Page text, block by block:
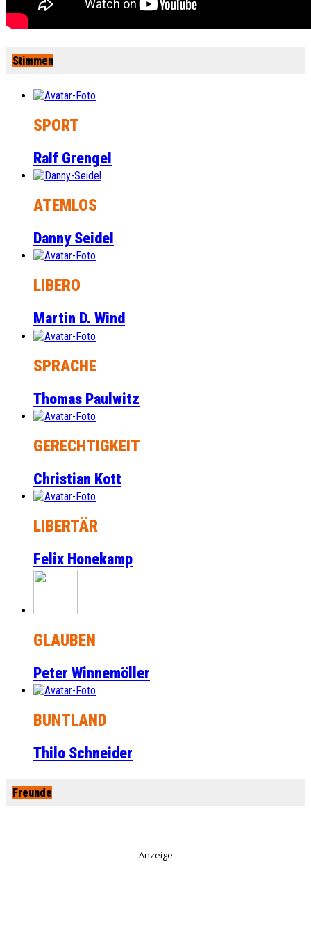
Stimmen
SPORT
Ralf Grengel
ATEMLOS
Danny Seidel
LIBERO
Martin D. Wind
SPRACHE
Thomas Paulwitz
GERECHTIGKEIT
Christian Kott
LIBERTÄR
Felix Honekamp
GLAUBEN
Peter Winnemöller
BUNTLAND
Thilo Schneider
Freunde
Anzeige